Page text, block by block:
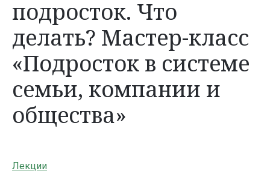
подросток. Что
делать? Мастер-класс
«Подросток в системе
семьи, компании и
общества»
Лекции